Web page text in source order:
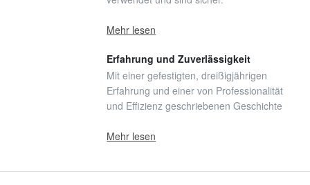
Mehr lesen
Erfahrung und Zuverlässigkeit
Mit einer gefestigten, dreißigjährigen
Erfahrung und einer von Professionalität
und Effizienz geschriebenen Geschichte
Mehr lesen